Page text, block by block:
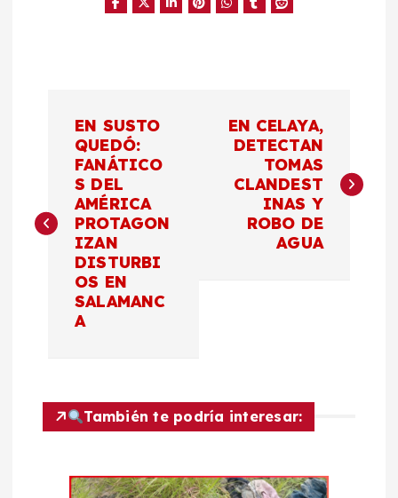
e
EN SUSTO
QUEDÓ:
FANÁTICO
S DEL
AMÉRICA
PROTAGON
IZAN
DISTURBI
OS EN
SALAMANC
A
EN CELAYA,
DETECTAN
TOMAS
CLANDEST
INAS Y
ROBO DE
AGUA
También te podría interesar: